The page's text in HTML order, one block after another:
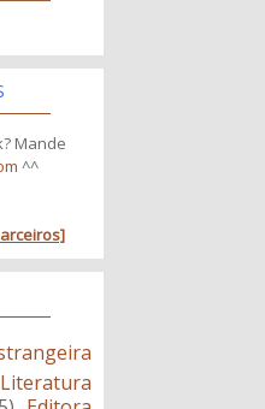
Mande
^^
Literatura